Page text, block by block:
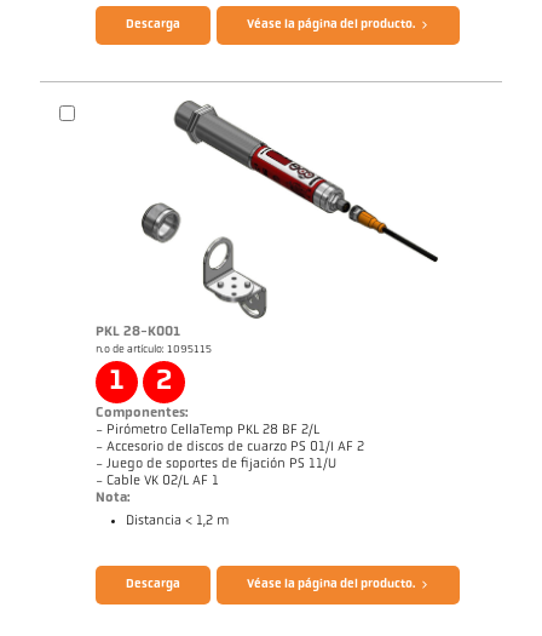
Descarga Véase la página del producto.
PKL 28-K001
n.o de artículo: 1095115
1 2
Componentes:
- Pirómetro CellaTemp PKL 28 BF 2/L
- Accesorio de discos de cuarzo PS 01/I AF 2
- Juego de soportes de fijación PS 11/U
- Cable VK 02/L AF 1
Nota:
Distancia < 1,2 m
Folleto CellaTemp PK PKF PKL
Descarga Véase la página del producto.